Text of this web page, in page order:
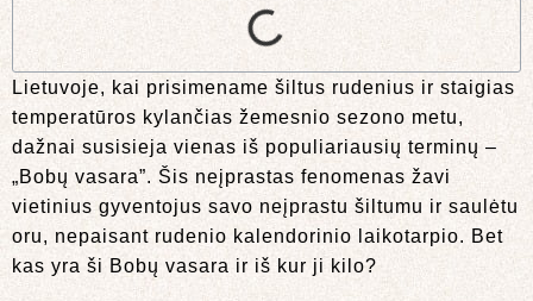
Lietuvoje, kai prisimename šiltus rudenius ir staigias
temperatūros kylančias žemesnio sezono metu,
dažnai susisieja vienas iš populiariausių terminų –
„Bobų vasara”. Šis neįprastas fenomenas žavi
vietinius gyventojus savo neįprastu šiltumu ir saulėtu
oru, nepaisant rudenio kalendorinio laikotarpio. Bet
kas yra ši Bobų vasara ir iš kur ji kilo?